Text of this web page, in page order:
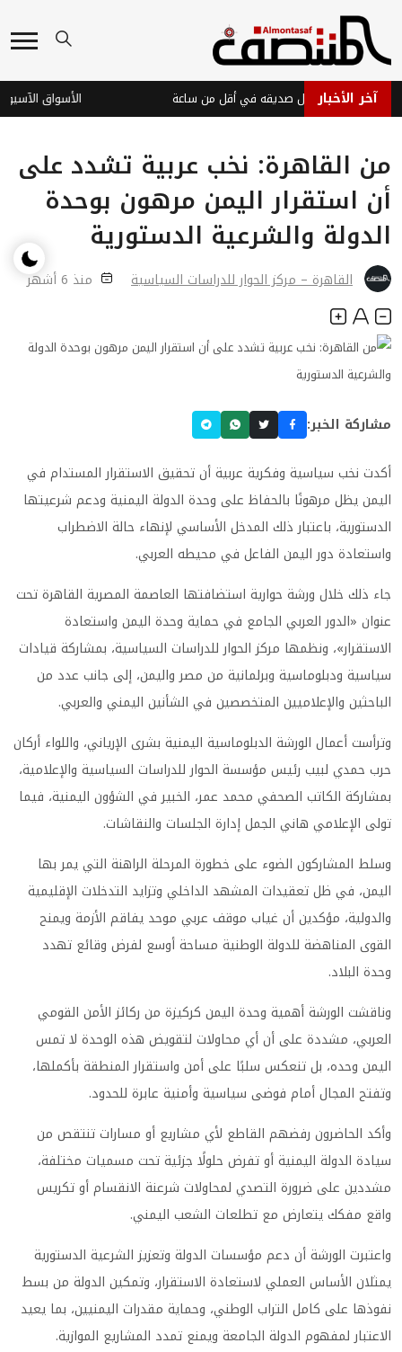
آخر الأخبار
عدن تضبط قاتل صديقه في أقل من ساعة
من القاهرة: نخب عربية تشدد على
أن استقرار اليمن مرهون بوحدة
الدولة والشرعية الدستورية
القاهرة – مركز الحوار للدراسات السياسية منذ 6 أشهر
مشاركة الخبر:
أكدت نخب سياسية وفكرية عربية أن تحقيق الاستقرار المستدام في
اليمن يظل مرهونًا بالحفاظ على وحدة الدولة اليمنية ودعم شرعيتها
الدستورية، باعتبار ذلك المدخل الأساسي لإنهاء حالة الاضطراب
واستعادة دور اليمن الفاعل في محيطه العربي.
جاء ذلك خلال ورشة حوارية استضافتها العاصمة المصرية القاهرة تحت
عنوان «الدور العربي الجامع في حماية وحدة اليمن واستعادة
الاستقرار»، ونظمها مركز الحوار للدراسات السياسية، بمشاركة قيادات
سياسية ودبلوماسية وبرلمانية من مصر واليمن، إلى جانب عدد من
الباحثين والإعلاميين المتخصصين في الشأنين اليمني والعربي.
وترأست أعمال الورشة الدبلوماسية اليمنية بشرى الإرياني، واللواء أركان
حرب حمدي لبيب رئيس مؤسسة الحوار للدراسات السياسية والإعلامية،
بمشاركة الكاتب الصحفي محمد عمر، الخبير في الشؤون اليمنية، فيما
تولى الإعلامي هاني الجمل إدارة الجلسات والنقاشات.
وسلط المشاركون الضوء على خطورة المرحلة الراهنة التي يمر بها
اليمن، في ظل تعقيدات المشهد الداخلي وتزايد التدخلات الإقليمية
والدولية، مؤكدين أن غياب موقف عربي موحد يفاقم الأزمة ويمنح
القوى المناهضة للدولة الوطنية مساحة أوسع لفرض وقائع تهدد
وحدة البلاد.
وناقشت الورشة أهمية وحدة اليمن كركيزة من ركائز الأمن القومي
العربي، مشددة على أن أي محاولات لتقويض هذه الوحدة لا تمس
اليمن وحده، بل تنعكس سلبًا على أمن واستقرار المنطقة بأكملها،
وتفتح المجال أمام فوضى سياسية وأمنية عابرة للحدود.
وأكد الحاضرون رفضهم القاطع لأي مشاريع أو مسارات تنتقص من
سيادة الدولة اليمنية أو تفرض حلولًا جزئية تحت مسميات مختلفة،
مشددين على ضرورة التصدي لمحاولات شرعنة الانقسام أو تكريس
واقع مفكك يتعارض مع تطلعات الشعب اليمني.
واعتبرت الورشة أن دعم مؤسسات الدولة وتعزيز الشرعية الدستورية
يمثلان الأساس العملي لاستعادة الاستقرار، وتمكين الدولة من بسط
نفوذها على كامل التراب الوطني، وحماية مقدرات اليمنيين، بما يعيد
الاعتبار لمفهوم الدولة الجامعة ويمنع تمدد المشاريع الموازية.